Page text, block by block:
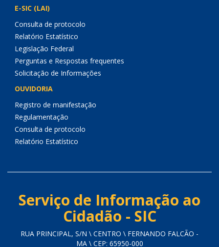
E-SIC (LAI)
Consulta de protocolo
Relatório Estatístico
Legislação Federal
Perguntas e Respostas frequentes
Solicitação de Informações
OUVIDORIA
Registro de manifestação
Regulamentação
Consulta de protocolo
Relatório Estatístico
Serviço de Informação ao
Cidadão - SIC
RUA PRINCIPAL, S/N \ CENTRO \ FERNANDO FALCÃO -
MA \ CEP: 65950-000